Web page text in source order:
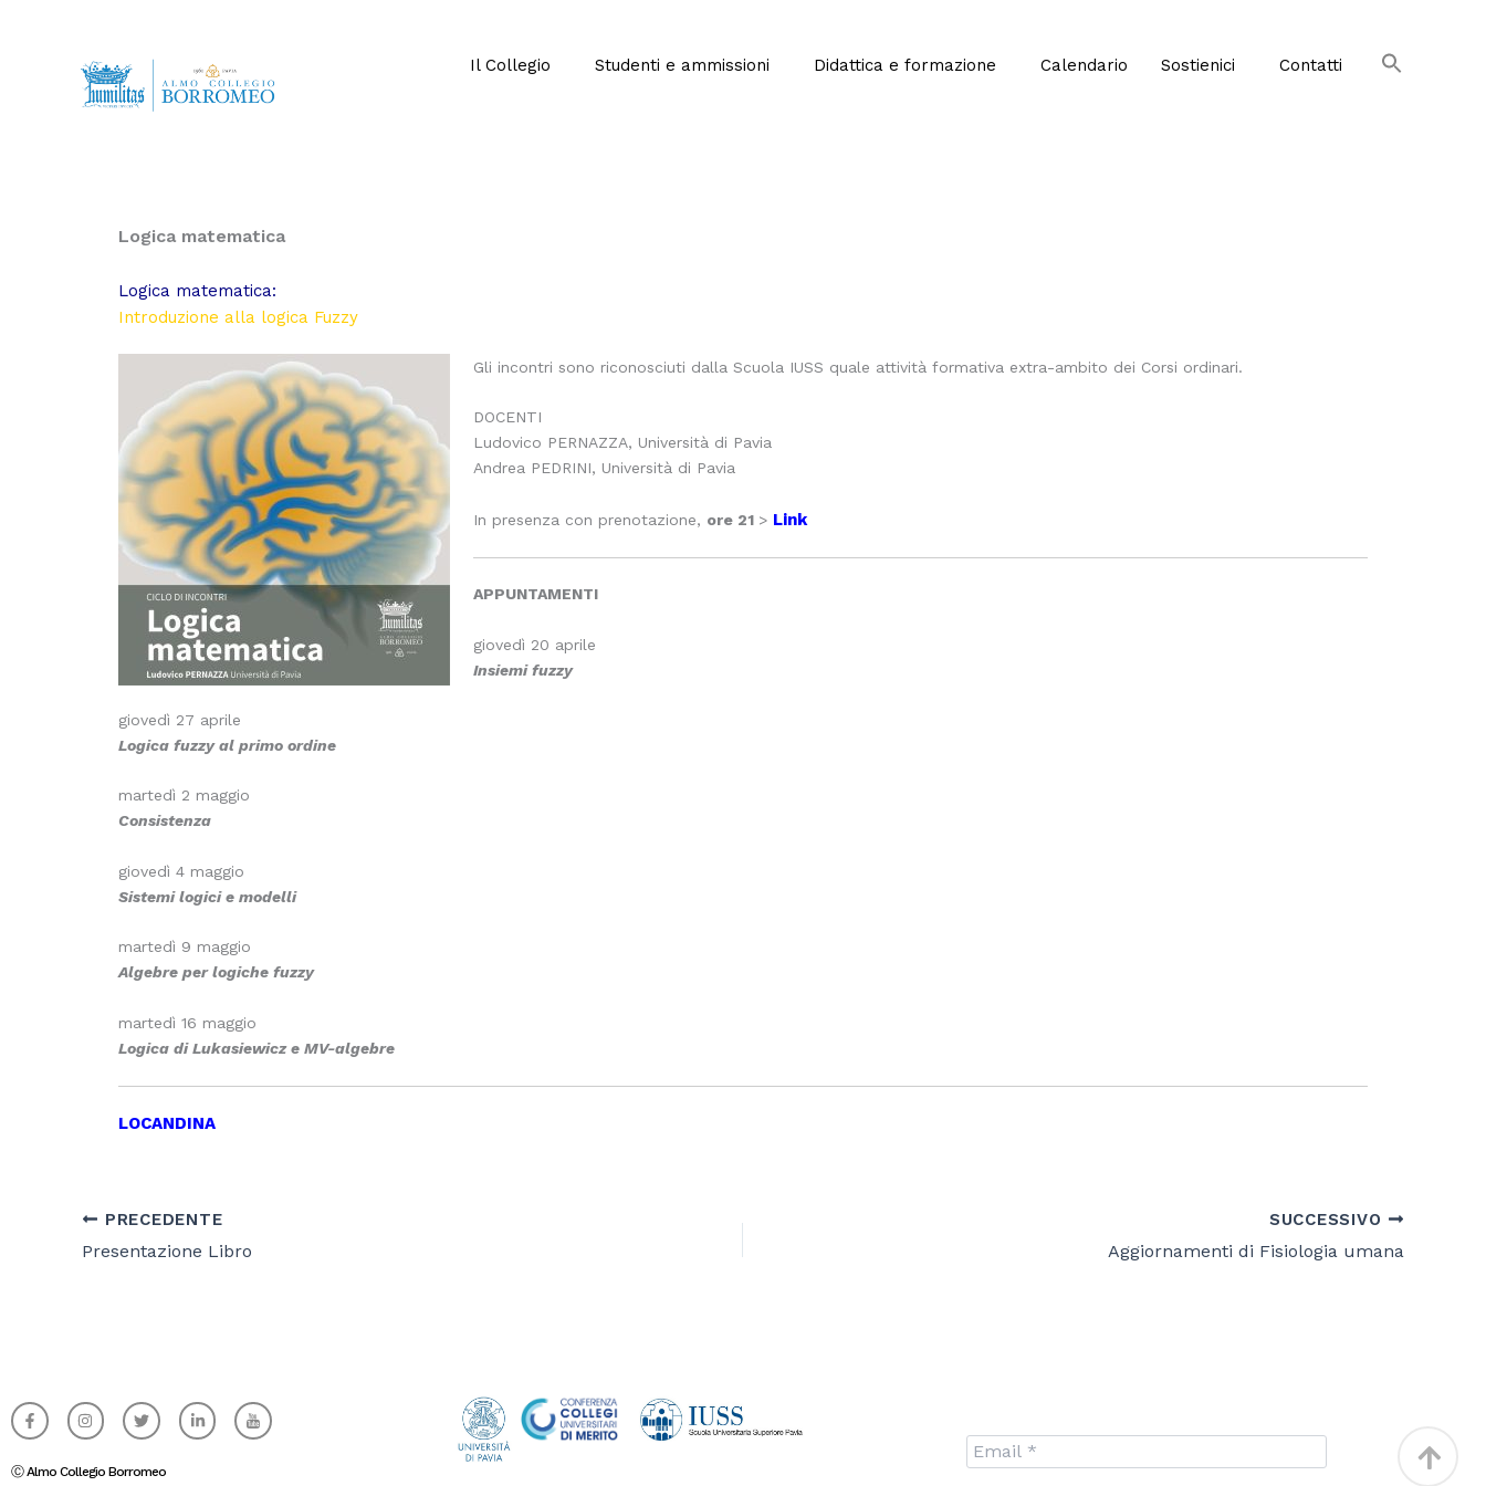
Il Collegio Studenti e ammissioni Didattica e formazione Calendario Sostienici Contatti
Logica matematica
Logica matematica:
Introduzione alla logica Fuzzy
Gli incontri sono riconosciuti dalla Scuola IUSS quale attività formativa extra-ambito dei Corsi ordinari.
DOCENTI
Ludovico PERNAZZA, Università di Pavia
Andrea PEDRINI, Università di Pavia
In presenza con prenotazione, ore 21 > Link
APPUNTAMENTI
giovedì 20 aprile
Insiemi fuzzy
giovedì 27 aprile
Logica fuzzy al primo ordine
martedì 2 maggio
Consistenza
giovedì 4 maggio
Sistemi logici e modelli
martedì 9 maggio
Algebre per logiche fuzzy
martedì 16 maggio
Logica di Lukasiewicz e MV-algebre
LOCANDINA
PRECEDENTE
Presentazione Libro
SUCCESSIVO
Aggiornamenti di Fisiologia umana
F
a
c
b
I
n
s
a
T
w
i
t
L
i
n
I
c
o
Ⓒ Almo Collegio Borromeo
Torna